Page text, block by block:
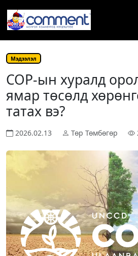
Мэдээлэл
СОР-ын хуралд
ямар төсөлд
татах вэ?
2026.02.13 Төр Төмбөгөр